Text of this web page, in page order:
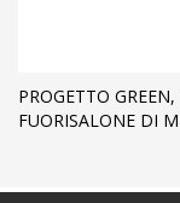
PROGETTO
FUORISALONE DI